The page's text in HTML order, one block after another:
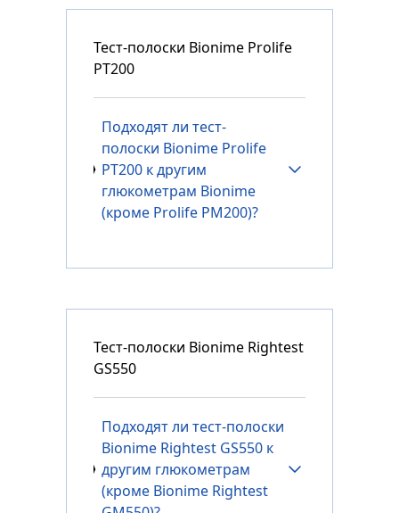
Тест-полоски Bionime Prolife
PT200
Подходят ли тест-
полоски Bionime Prolife
PT200 к другим
глюкометрам Bionime
(кроме Prolife PM200)?
Тест-полоски Bionime Rightest
GS550
Подходят ли тест-полоски
Bionime Rightest GS550 к
другим глюкометрам
(кроме Bionime Rightest